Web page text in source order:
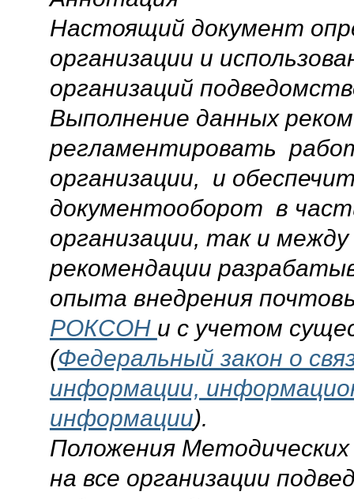
Настоящий документ
организации и
организаций
Выполнение данных
регламентировать
организации, и
документооборот в
организации, так и
рекомендации
опыта внедрения
РОКСОН и с учетом
(Федеральный закон о
информации,
информации).
Положения
на все организации